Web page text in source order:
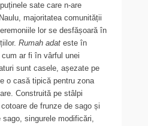
sate care n-are
majoritatea comunității
lor se desfășoară în
Rumah adat este în
ar fi în vârful unei
sunt casele, așezate pe
o casă tipică pentru zona
Construită pe stâlpi
de frunze de sago și
singurele modificări,